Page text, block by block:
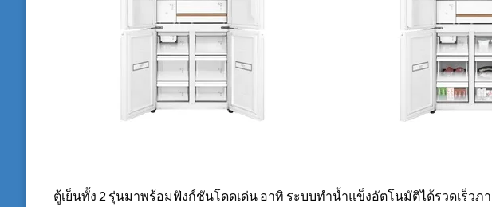
ตู้เย็นทั้ง 2 รุ่นมาพร้อมฟังก์ชันโดดเด่น อาทิ ระบบทำน้ำแข็งอัตโนมัติได้รวดเร็วภ